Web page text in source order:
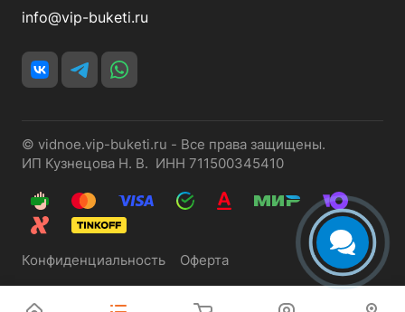
info@vip-buketi.ru
© vidnoe.vip-buketi.ru - Все права защищены.
ИП Кузнецова Н. В. ИНН 711500345410
Конфиденциальность Оферта